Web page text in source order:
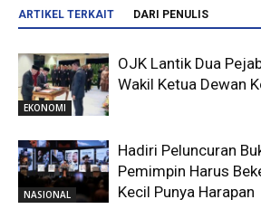
ARTIKEL TERKAIT DARI PENULIS
EKONOMI
OJK Lantik Dua
Wakil Ketua Dewan
NASIONAL
Hadiri Peluncuran
Pemimpin Harus
Kecil Punya Harapan